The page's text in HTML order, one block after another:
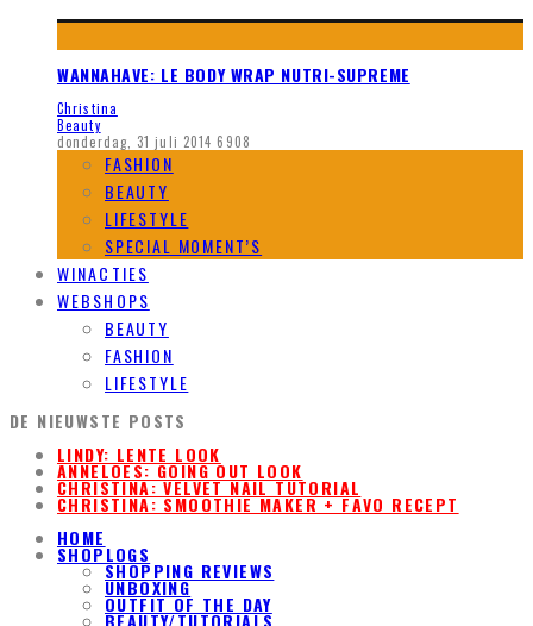
WANNAHAVE: LE BODY WRAP NUTRI-SUPREME
Christina
Beauty
donderdag, 31 juli 2014 6908
FASHION
BEAUTY
LIFESTYLE
SPECIAL MOMENT’S
WINACTIES
WEBSHOPS
BEAUTY
FASHION
LIFESTYLE
DE NIEUWSTE POSTS
LINDY: LENTE LOOK
ANNELOES: GOING OUT LOOK
CHRISTINA: VELVET NAIL TUTORIAL
CHRISTINA: SMOOTHIE MAKER + FAVO RECEPT
HOME
SHOPLOGS
SHOPPING REVIEWS
UNBOXING
OUTFIT OF THE DAY
BEAUTY/TUTORIALS